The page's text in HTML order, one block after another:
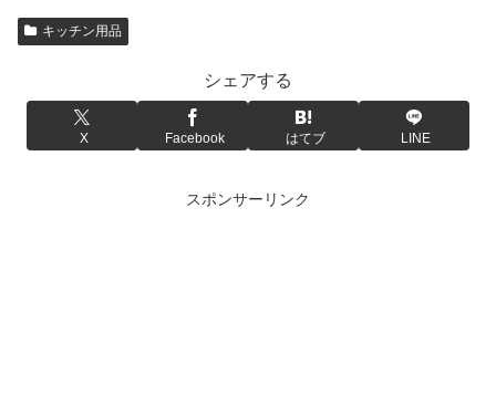
キッチン用品
シェアする
X Facebook はてブ LINE
スポンサーリンク